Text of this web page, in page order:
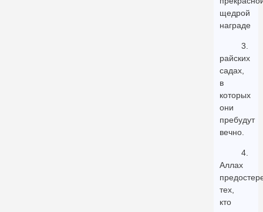
щедрой
награде
3.
райских
садах,
в
которых
они
пребудут
вечно.
4.
Аллах
тех,
кто